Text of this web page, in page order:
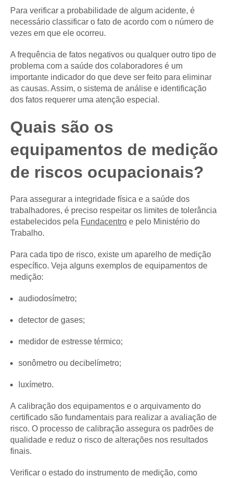
Para verificar a probabilidade de algum acidente, é
necessário classificar o fato de acordo com o número de
vezes em que ele ocorreu.
A frequência de fatos negativos ou qualquer outro tipo de
problema com a saúde dos colaboradores é um
importante indicador do que deve ser feito para eliminar
as causas. Assim, o sistema de análise e identificação
dos fatos requerer uma atenção especial.
Quais são os
equipamentos de medição
de riscos ocupacionais?
Para assegurar a integridade física e a saúde dos
trabalhadores, é preciso respeitar os limites de tolerância
estabelecidos pela Fundacentro e pelo Ministério do
Trabalho.
Para cada tipo de risco, existe um aparelho de medição
específico. Veja alguns exemplos de equipamentos de
medição:
audiodosímetro;
detector de gases;
medidor de estresse térmico;
sonômetro ou decibelímetro;
luxímetro.
A calibração dos equipamentos e o arquivamento do
certificado são fundamentais para realizar a avaliação de
risco. O processo de calibração assegura os padrões de
qualidade e reduz o risco de alterações nos resultados
finais.
Verificar o estado do instrumento de medição, como